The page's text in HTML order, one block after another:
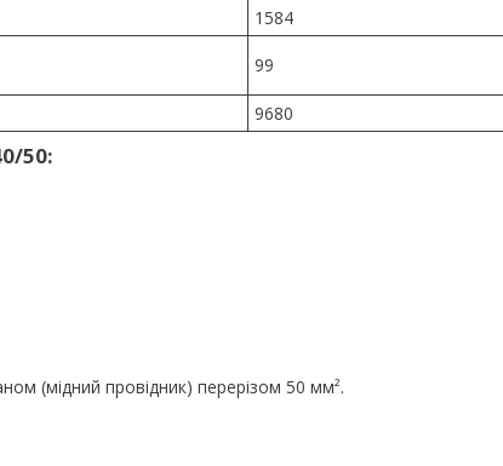
1584
99
9680
50:
(мідний провідник) перерізом 50 мм².